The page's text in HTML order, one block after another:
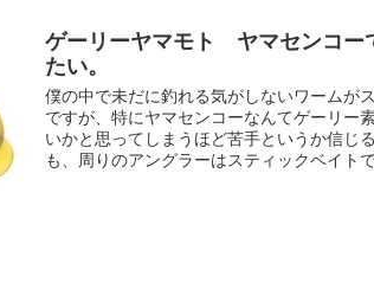
ゲーリーヤマモト ヤマセンコー
たい。
僕の中で未だに釣れる気がしないワームが
ですが、特にヤマセンコーなんてゲーリー
いかと思ってしまうほど苦手というか信じ
も、周りのアングラーはスティックベイト